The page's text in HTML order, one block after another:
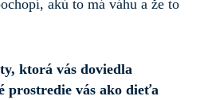
akú to má váhu a že to
ktorá vás doviedla
prostredie vás ako dieťa